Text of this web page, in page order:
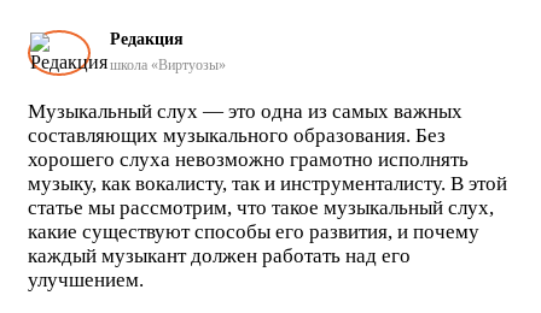
Музыкальный слух — это одна из самых важных
составляющих музыкального образования. Без
хорошего слуха невозможно грамотно исполнять
музыку, как вокалисту, так и инструменталисту. В этой
статье мы рассмотрим, что такое музыкальный слух,
какие существуют способы его развития, и почему
каждый музыкант должен работать над его
улучшением.
Редакция
школа «Виртуозы»